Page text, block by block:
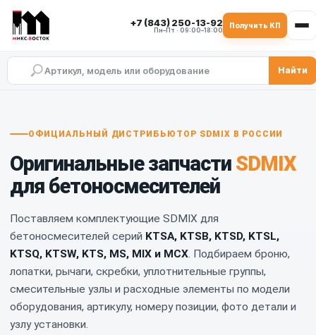
+7 (843) 250-13-92
Пн–Пт · 09:00–18:00
Получить КП
Найти
Оригинальные запчасти SDMIX для
Запчасти SDMIX по сериям KTSA,
Подбор запчастей SDMIX по модели,
Броня, лопатки, рычаги, скребки и
Комплекты запчастей SDMIX для
Запчасти SDMIX KTSA
Запчасти SDMIX KTSB
Запчасти SDMIX KTSD
Запчасти SDMIX KTSL
Запчасти SDMIX KTSQ
Запчасти SDMIX KTSW
Запчасти SDMIX KTS
Запчасти SDMIX MS
ОФИЦИАЛЬНЫЙ ДИСТРИБЬЮТОР SDMIX В РОССИИ
Оригинальные запчасти SDMIX
для бетоносмесителей
Поставляем комплектующие SDMIX для
бетоносмесителей серий KTSA, KTSB, KTSD, KTSL,
KTSQ, KTSW, KTS, MS, MIX и MCX . Подбираем броню,
лопатки, рычаги, скребки, уплотнительные группы,
смесительные узлы и расходные элементы по модели
оборудования, артикулу, номеру позиции, фото детали и
узлу установки.